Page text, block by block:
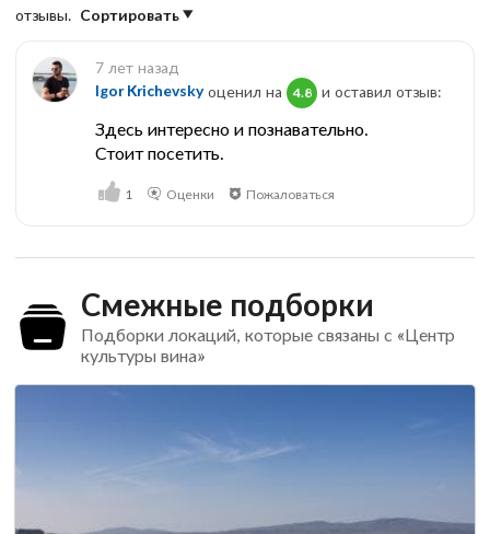
отзывы. Сортировать
7 лет назад
Igor Krichevskyоценил на 4.8 и оставил отзыв:
Здесь интересно и познавательно.
Стоит посетить.
1 Оценки Пожаловаться
Смежные подборки
Подборки локаций, которые связаны с «Центр
культуры вина»